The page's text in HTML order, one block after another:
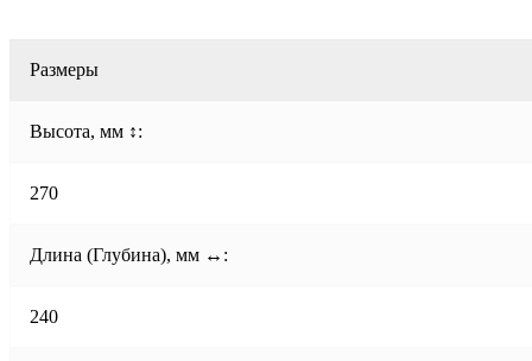
Размеры
Высота, мм ↕:
270
Длина (Глубина), мм ↔:
240